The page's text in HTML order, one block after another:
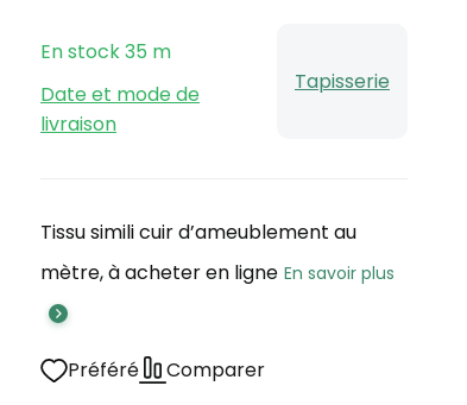
En stock35 m
Date et mode de
livraison
Tapisserie
Tissu simili cuir d’ameublement au
mètre, à acheter en ligne En savoir plus
Préféré Comparer